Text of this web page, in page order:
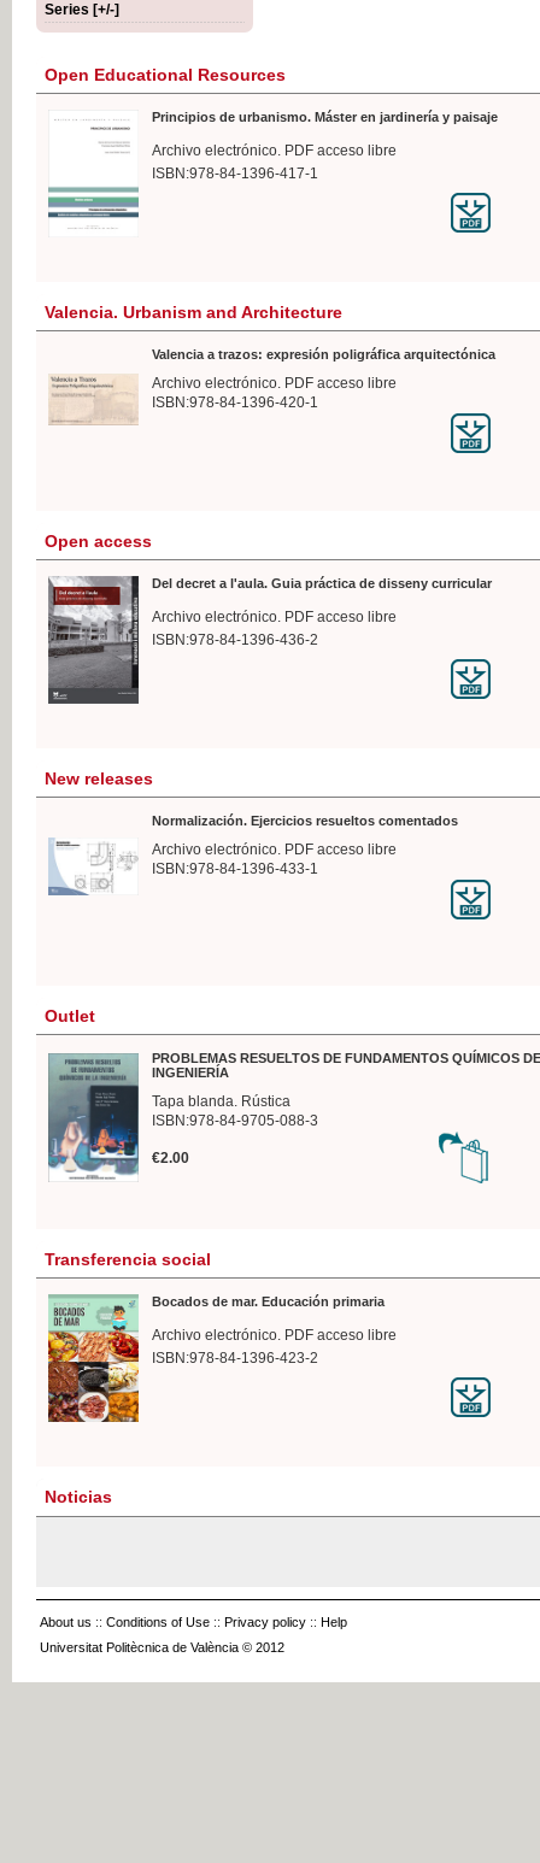
Series [+/-]
Open Educational Resources
Principios de urbanismo. Máster en jardinería y paisaje
Archivo electrónico. PDF acceso libre
ISBN:978-84-1396-417-1
Valencia. Urbanism and Architecture
Valencia a trazos: expresión poligráfica arquitectónica
Archivo electrónico. PDF acceso libre
ISBN:978-84-1396-420-1
Open access
Del decret a l'aula. Guia práctica de disseny curricular
Archivo electrónico. PDF acceso libre
ISBN:978-84-1396-436-2
New releases
Normalización. Ejercicios resueltos comentados
Archivo electrónico. PDF acceso libre
ISBN:978-84-1396-433-1
Outlet
PROBLEMAS RESUELTOS DE FUNDAMENTOS QUÍMICOS
INGENIERÍA
Tapa blanda. Rústica
ISBN:978-84-9705-088-3
€2.00
Transferencia social
Bocados de mar. Educación primaria
Archivo electrónico. PDF acceso libre
ISBN:978-84-1396-423-2
Noticias
About us :: Conditions of Use :: Privacy policy :: Help
Universitat Politècnica de València © 2012